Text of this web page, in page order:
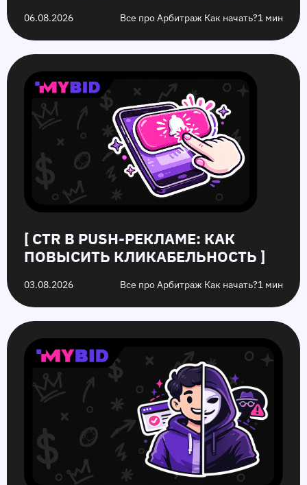
06.08.2026 Все про Арбитраж Как начать?1 мин
[ CTR В PUSH-РЕКЛАМЕ: КАК
ПОВЫСИТЬ КЛИКАБЕЛЬНОСТЬ ]
03.08.2026 Все про Арбитраж Как начать?1 мин